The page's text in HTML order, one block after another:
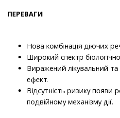
ПЕРЕВАГИ
Нова комбінація діючих
Широкий спектр
Виражений лікувальний та
ефект.
Відсутність ризику появи
подвійному механізму дії.